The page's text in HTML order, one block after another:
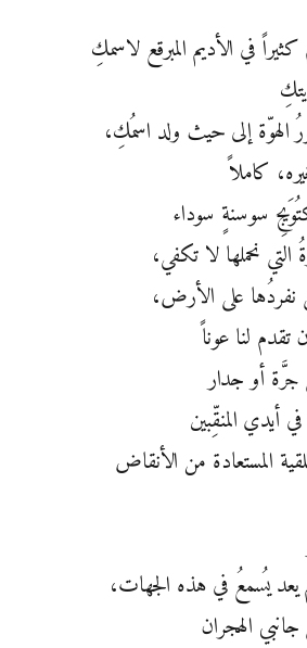
في الأديم المبرقع لاسمكِ
الهوّة إلى حيث ولد اسمُكِ،
كاملاً
سوسنةٍ سوداء
التي نحملها لا تكفي،
نفردُها على الأرض،
تقدم لنا عوناً
جرَّة أو جدار
أيدي المنقِّبين
المستعادة من الأنقاض
يعد يُسمعُ في هذه الجهات،
الهجران